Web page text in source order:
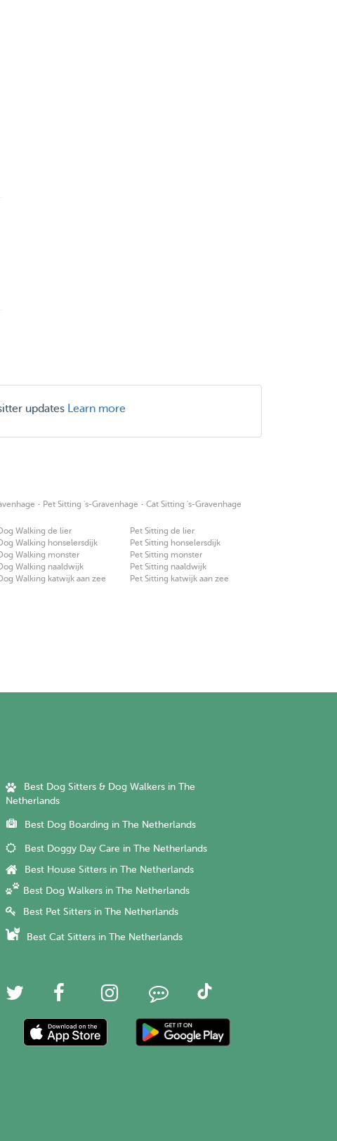
updates Learn more
· Pet Sitting 's-Gravenhage · Cat Sitting 's-Gravenhage
Walking de lier
Walking honselersdijk
Walking monster
Walking naaldwijk
Walking katwijk aan zee
Pet Sitting de lier
Pet Sitting honselersdijk
Pet Sitting monster
Pet Sitting naaldwijk
Pet Sitting katwijk aan zee
Best Dog Sitters & Dog Walkers in The
Netherlands
Best Dog Boarding in The Netherlands
Best Doggy Day Care in The Netherlands
Best House Sitters in The Netherlands
Best Dog Walkers in The Netherlands
Best Pet Sitters in The Netherlands
Best Cat Sitters in The Netherlands